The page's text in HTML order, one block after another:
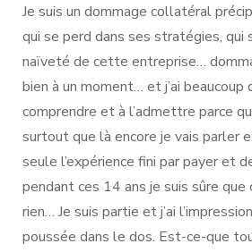
Je suis un dommage collatéral
qui se perd dans ses stratégies, qui
naïveté de cette entreprise…
bien à un moment… et j’ai beaucoup
comprendre et à l’admettre parce
surtout que là encore je vais parler
seule l’expérience fini par payer et
pendant ces 14 ans je suis sûre que
rien… Je suis partie et j’ai l’impression
poussée dans le dos. Est-ce-que